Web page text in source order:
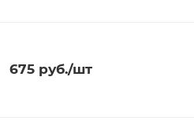
675руб./шт